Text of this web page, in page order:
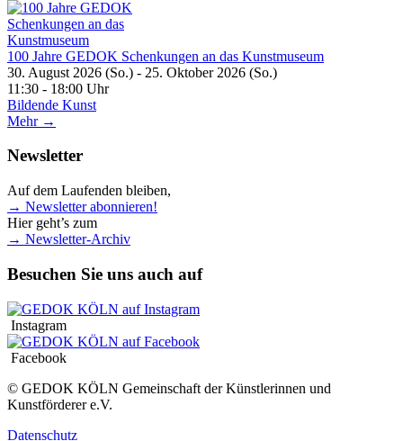
100 Jahre GEDOK Schenkungen an das Kunstmuseum
30. August 2026 (So.) - 25. Oktober 2026 (So.)
11:30 - 18:00 Uhr
Bildende Kunst
Mehr →
Newsletter
Auf dem Laufenden bleiben,
→ Newsletter abonnieren!
Hier geht’s zum
→ Newsletter-Archiv
Besuchen Sie uns auch auf
Instagram
Facebook
© GEDOK KÖLN Gemeinschaft der Künstlerinnen und
Kunstförderer e.V.
Datenschutz